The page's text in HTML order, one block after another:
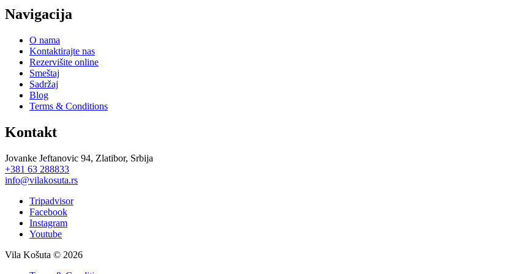
Navigacija
O nama
Kontaktirajte nas
Rezervišite online
Smeštaj
Sadržaj
Blog
Terms & Conditions
Kontakt
Jovanke Jeftanovic 94, Zlatibor, Srbija
+381 63 288833
info@vilakosuta.rs
Tripadvisor
Facebook
Instagram
Youtube
Vila Košuta © 2026